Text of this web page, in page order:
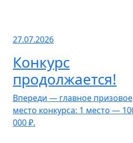
27.07.2026
Конкурс
продолжается!
Впереди — главное призовое
место конкурса: 1 место —
000 ₽.